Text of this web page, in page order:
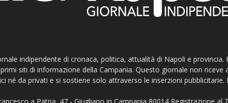
indipendente di cronaca, politica, attualità di Napoli e
siti di informazione della Campania. Questo giornale non
né da privati e si sostiene solo attraverso le inserzioni pubblicitarie.
a Patria, 47 - Giugliano in Campania 80014 Registrazione